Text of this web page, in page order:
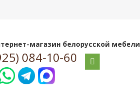
магазин белорусской мебели
084-10-60